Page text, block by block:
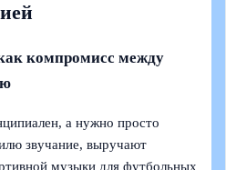
компромисс между
а нужно просто
звучание, выручают
музыки для футбольных